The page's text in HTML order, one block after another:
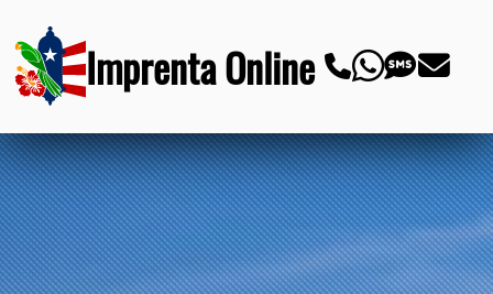
Imprenta Online